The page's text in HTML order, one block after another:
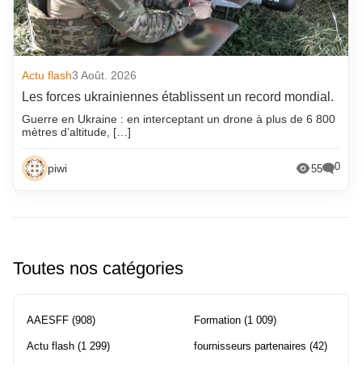
Actu flash3 Août. 2026
Les forces ukrainiennes établissent un record mondial.
Guerre en Ukraine : en interceptant un drone à plus de 6 800
mètres d’altitude, […]
piwi 55 0
Toutes nos catégories
AAESFF (908)
Actu flash (1 299)
Formation (1 009)
fournisseurs partenaires (42)